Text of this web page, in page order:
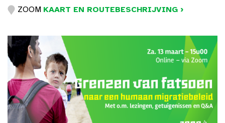
ZOOM KAART EN ROUTEBESCHRIJVING ›